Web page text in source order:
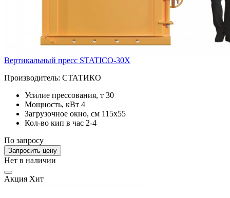
Вертикальный пресс STATICO-30X
Производитель: СТАТИКО
Усилие прессования, т 30
Мощность, кВт 4
Загрузочное окно, см 115x55
Кол-во кип в час 2-4
По запросу
Запросить цену
Нет в наличии
Акция Хит